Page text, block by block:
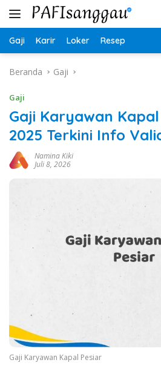
Langsung
Gaji Karir Loker Resep
Beranda Gaji
Gaji
Gaji Karyawan
2025 Terkini Info
Namina Kiki
Juli 8, 2026
Gaji Karyawan Kapal Pesiar